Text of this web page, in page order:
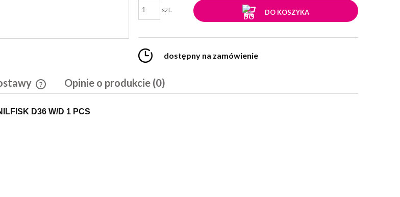
szt. DO KOSZYKA
dostępny na zamówienie
Cena nie zawiera ewentualnych kosztów
Opinie o produkcie (0)
D36 W/D 1 PCS